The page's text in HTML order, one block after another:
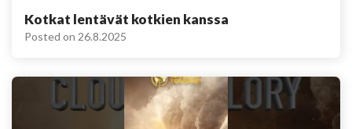
Kotkat lentävät kotkien kanssa
Posted on 26.8.2025